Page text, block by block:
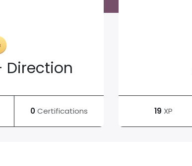
Direction
0Certifications 19 XP